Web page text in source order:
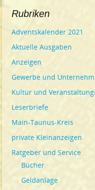
Rubriken
Adventskalender 2021
Aktuelle Ausgaben
Anzeigen
Gewerbe und
Kultur und
Leserbriefe
Main-Taunus-Kreis
private Kleinanzeigen
Ratgeber und Service
Bücher
Geldanlage